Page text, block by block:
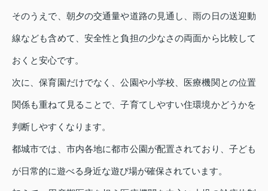
そのうえで、朝夕の交通量や道路の見通し、雨の日の送迎動
線なども含めて、安全性と負担の少なさの両面から比較して
おくと安心です。
次に、保育園だけでなく、公園や小学校、医療機関との位置
関係も重ねて見ることで、子育てしやすい住環境かどうかを
判断しやすくなります。
都城市では、市内各地に都市公園が配置されており、子ども
が日常的に遊べる身近な遊び場が確保されています。